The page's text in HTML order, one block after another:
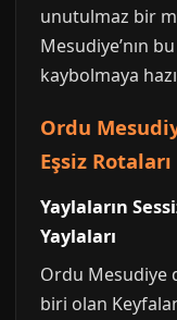
unutulmaz bir
Mesudiye’nın
kaybolmaya
Ordu
Eşsiz Rotaları
Yaylaların
Yaylaları
Ordu Mesudiye
biri olan